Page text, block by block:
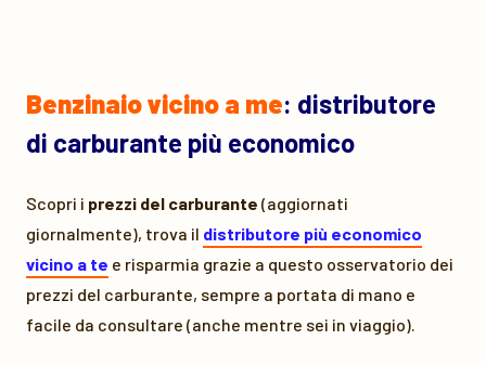
Benzinaio vicino a me: distributore
di carburante più economico
Scopri i prezzi del carburante (aggiornati
giornalmente), trova il distributore più economico
vicino a te e risparmia grazie a questo osservatorio dei
prezzi del carburante, sempre a portata di mano e
facile da consultare (anche mentre sei in viaggio).